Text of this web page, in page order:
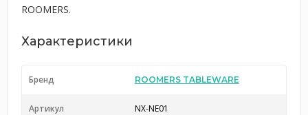
ROOMERS.
Характеристики
Бренд ROOMERS TABLEWARE
Артикул NX-NE01